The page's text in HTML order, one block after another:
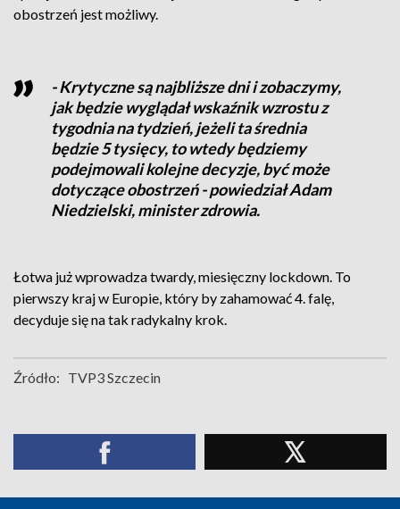
obostrzeń jest możliwy.
- Krytyczne są najbliższe dni i zobaczymy,
jak będzie wyglądał wskaźnik wzrostu z
tygodnia na tydzień, jeżeli ta średnia
będzie 5 tysięcy, to wtedy będziemy
podejmowali kolejne decyzje, być może
dotyczące obostrzeń - powiedział Adam
Niedzielski, minister zdrowia.
Łotwa już wprowadza twardy, miesięczny lockdown. To
pierwszy kraj w Europie, który by zahamować 4. falę,
decyduje się na tak radykalny krok.
Źródło: TVP3 Szczecin